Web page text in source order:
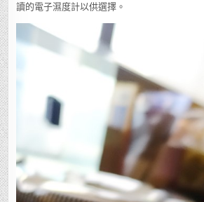
讀的電子濕度計以供選擇。